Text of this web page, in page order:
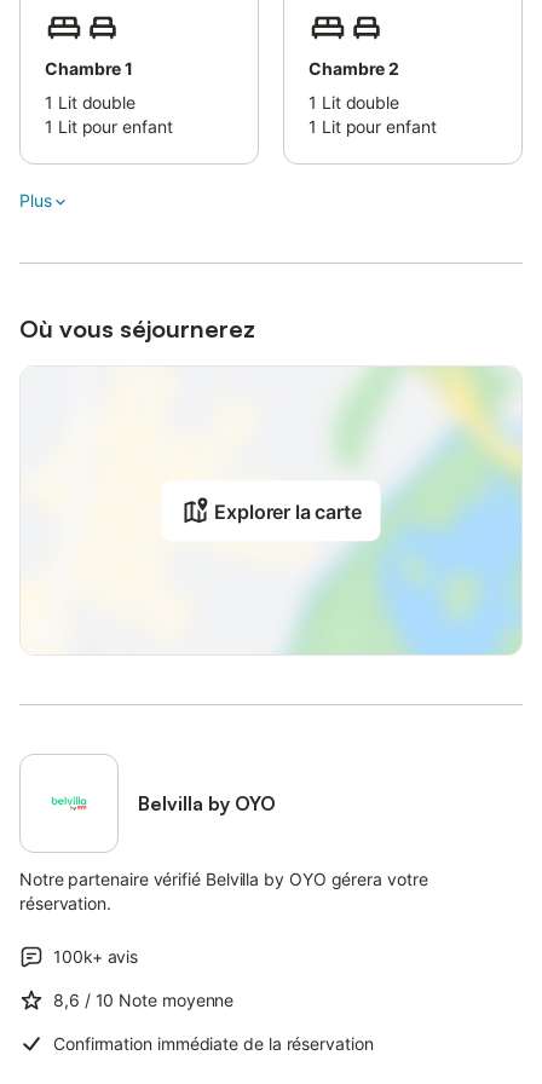
Chambre 1
1 Lit double
1 Lit pour enfant
Chambre 2
1 Lit double
1 Lit pour enfant
Plus
Où vous séjournerez
Explorer la carte
Belvilla by OYO
Notre partenaire vérifié Belvilla by OYO gérera votre
réservation.
100k+ avis
8,6 / 10 Note moyenne
Confirmation immédiate de la réservation